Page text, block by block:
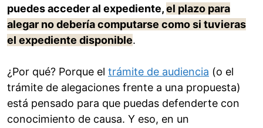
puedes acceder al expediente,el plazo para
alegar no debería computarse como si tuvieras
el expediente disponible.
¿Por qué? Porque el trámite de audiencia (o el
trámite de alegaciones frente a una propuesta)
está pensado para que puedas defenderte con
conocimiento de causa. Y eso, en un